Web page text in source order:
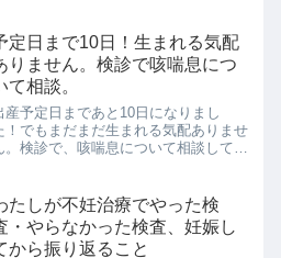
りたいと思います。
定日まで10日！生まれる気配
りません。検診で咳喘息につ
て相談。
産予定日まであと10日になりまし
！でもまだまだ生まれる気配ありませ
。検診で、咳喘息について相談してお
たしが不妊治療でやった検
・やらなかった検査、妊娠し
から振り返ること